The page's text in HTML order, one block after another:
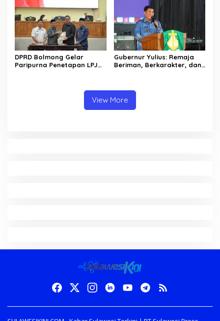
DPRD Bolmong Gelar
Paripurna Penetapan LPJ
Gubernur Yulius: Remaja
Beriman, Berkarakter, dan
View More